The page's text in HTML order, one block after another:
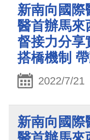
新南向國際
醫首辦馬來
督接力分享
搭橋機制
2022/7/21
新南向國際